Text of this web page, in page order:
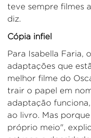
teve sempre filmes
diz.
Cópia infiel
Para Isabella Faria,
adaptações que
melhor filme do
trair o papel em
adaptação
ao livro. Mas
próprio meio",